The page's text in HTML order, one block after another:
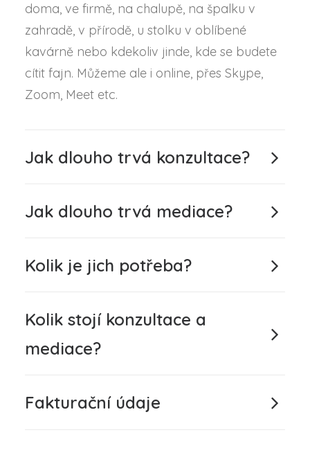
doma, ve firmě, na chalupě, na špalku v
zahradě, v přírodě, u stolku v oblíbené
kavárně nebo kdekoliv jinde, kde se budete
cítit fajn. Můžeme ale i online, přes Skype,
Zoom, Meet etc.
Jak dlouho trvá konzultace?
Jak dlouho trvá mediace?
Kolik je jich potřeba?
Kolik stojí konzultace a
mediace?
Fakturační údaje